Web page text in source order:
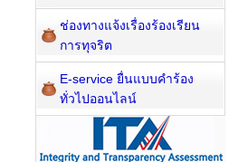
ช่องทางแจ้งเรื่องร้องเรียน
การทุจริต
E-service ยื่นแบบคำร้อง
ทั่วไปออนไลน์